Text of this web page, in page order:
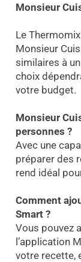
Monsieur
Le
Monsieur
similaires à
choix
votre budget.
Monsieur
personnes ?
Avec une
préparer des
rend idéal
Comment
Smart ?
Vous pouvez
l’application
votre recette,